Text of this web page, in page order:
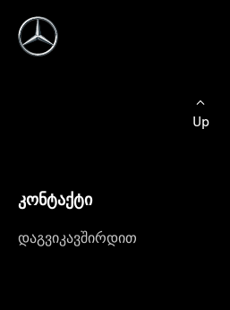
Up
კონტაქტი
დაგვიკავშირდით